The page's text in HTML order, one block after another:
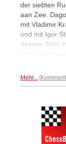
der siebten
aan Zee.
mit Vladimir
und mit Igor
dessen Spiel
Mehr...